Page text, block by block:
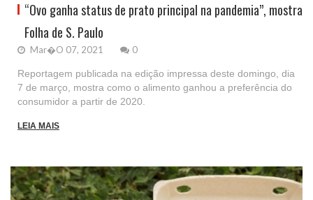
“Ovo ganha status de prato principal na pandemia”, mostra
Folha de S. Paulo
Mar�o 07, 2021 0
Reportagem publicada na edição impressa deste domingo, dia
7 de março, mostra como o alimento ganhou a preferência do
consumidor a partir de 2020.
LEIA MAIS